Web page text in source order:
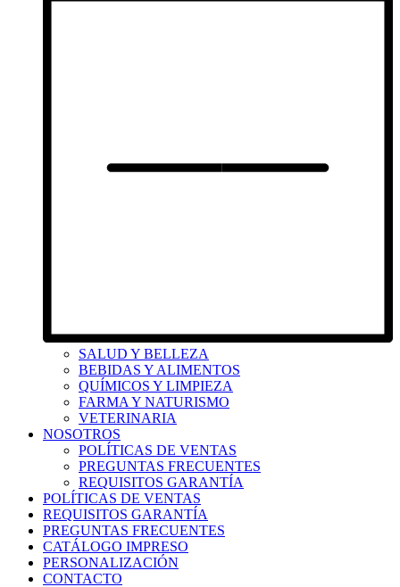
SALUD Y BELLEZA
BEBIDAS Y ALIMENTOS
QUÍMICOS Y LIMPIEZA
FARMA Y NATURISMO
VETERINARIA
NOSOTROS
POLÍTICAS DE VENTAS
PREGUNTAS FRECUENTES
REQUISITOS GARANTÍA
POLÍTICAS DE VENTAS
REQUISITOS GARANTÍA
PREGUNTAS FRECUENTES
CATÁLOGO IMPRESO
PERSONALIZACIÓN
CONTACTO